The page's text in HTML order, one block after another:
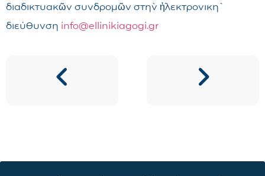
διαδικτυακῶν συνδρομῶν στὴν ἠλεκτρονικὴ
διεύθυνση info@ellinikiagogi.gr